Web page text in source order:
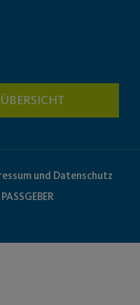
und Datenschutz